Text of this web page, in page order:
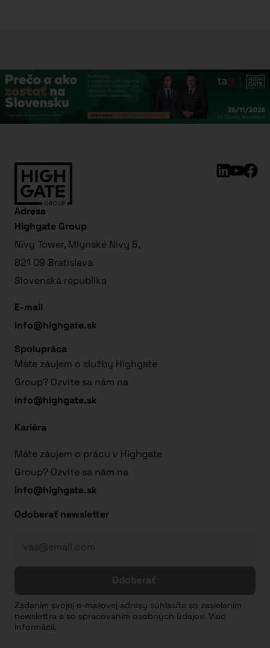
Adresa
Highgate Group
Nivy Tower, Mlynské Nivy 5,
821 09 Bratislava
Slovenská republika
E-mail
info@highgate.sk
Spolupráca
Máte záujem o služby Highgate
Group? Ozvite sa nám na
info@highgate.sk
Kariéra
Máte záujem o prácu v Highgate
Group? Ozvite sa nám na
info@highgate.sk
Odoberať newsletter
Odoberať
Zadaním svojej e-mailovej adresy súhlasíte so zasielaním
newslettra a so spracovaním osobných údajov. Viac
informácií.